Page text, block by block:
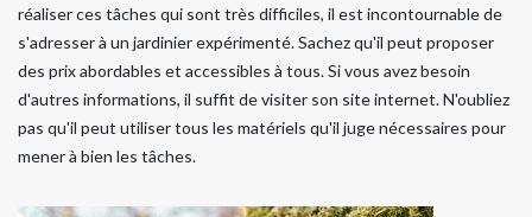
réaliser ces tâches qui sont très difficiles, il est incontournable de
s'adresser à un jardinier expérimenté. Sachez qu'il peut proposer
des prix abordables et accessibles à tous. Si vous avez besoin
d'autres informations, il suffit de visiter son site internet. N'oubliez
pas qu'il peut utiliser tous les matériels qu'il juge nécessaires pour
mener à bien les tâches.